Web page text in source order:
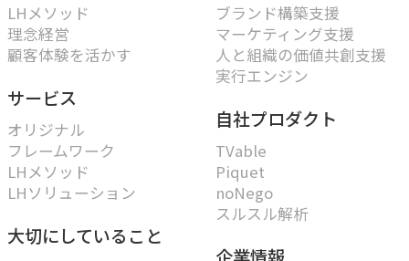
LHメソッド
理念経営
顧客体験を活かす
サービス
オリジナル
フレームワーク
LHメソッド
LHソリューション
大切にしていること
ブランド構築支援
マーケティング支援
人と組織の価値共創支援
実行エンジン
自社プロダクト
TVable
Piquet
noNego
スルスル解析